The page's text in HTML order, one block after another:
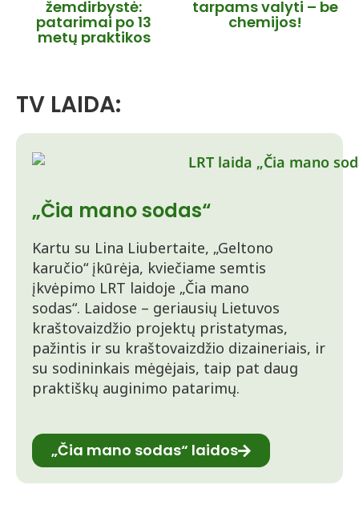
žemdirbystė:
patarimai po 13
metų praktikos
tarpams valyti – be
chemijos!
TV LAIDA:
„Čia mano sodas“
Kartu su Lina Liubertaite, „Geltono
karučio“ įkūrėja, kviečiame semtis
įkvėpimo LRT laidoje „Čia mano
sodas“. Laidose – geriausių Lietuvos
kraštovaizdžio projektų pristatymas,
pažintis ir su kraštovaizdžio dizaineriais, ir
su sodininkais mėgėjais, taip pat daug
praktiškų auginimo patarimų.
„Čia mano sodas“ laidos